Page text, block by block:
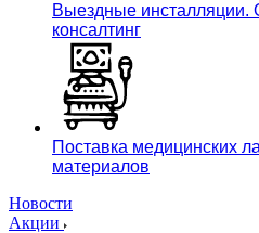
Выездные инсталляции.
консалтинг
Поставка медицинских
материалов
Новости
Акции